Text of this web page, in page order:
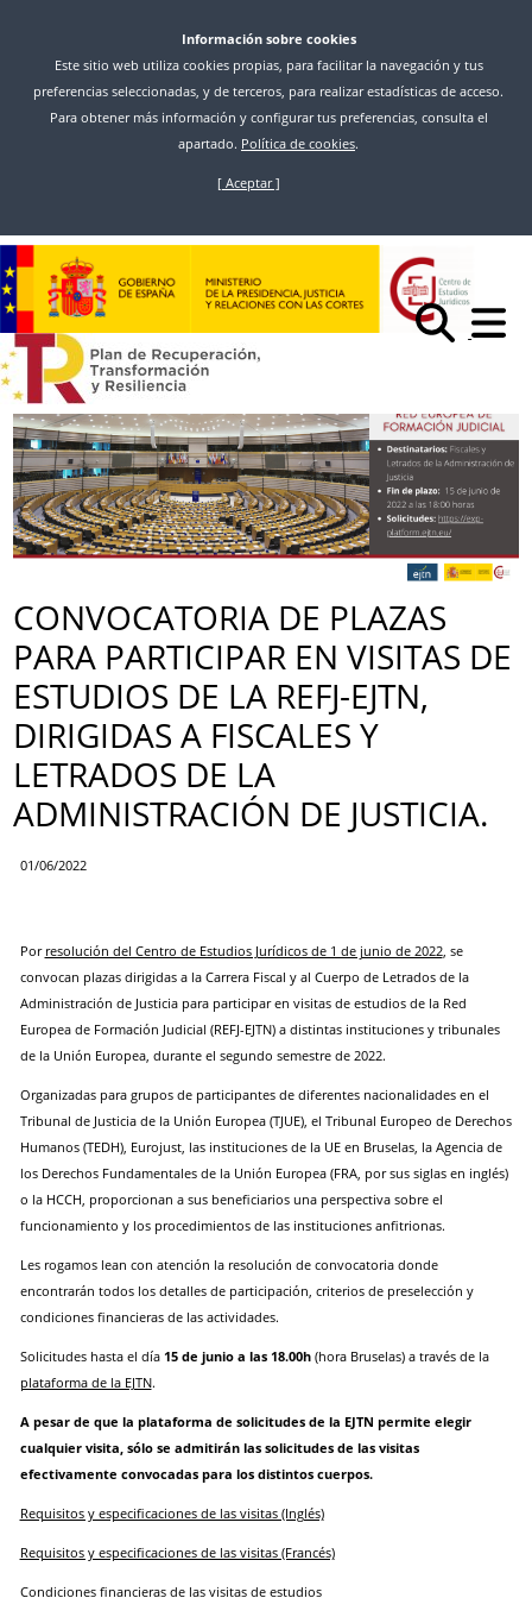
contenido
Información sobre cookies
Este sitio web utiliza cookies propias, para facilitar la navegación y tus
preferencias seleccionadas, y de terceros, para realizar estadísticas de acceso.
Para obtener más información y configurar tus preferencias, consulta el
apartado. Política de cookies.
[ Aceptar ]
CONVOCATORIA DE PLAZAS PARA PARTICIPAR EN VISITAS DE
ESTUDIOS DE LA REFJ-EJTN, DIRIGIDAS A FISCALES Y LETRADOS DE LA
ADMINISTRACIÓN DE JUSTICIA.
CONVOCATORIA DE PLAZAS
PARA PARTICIPAR EN VISITAS DE
ESTUDIOS DE LA REFJ-EJTN,
DIRIGIDAS A FISCALES Y
LETRADOS DE LA
ADMINISTRACIÓN DE JUSTICIA.
01/06/2022
Por resolución del Centro de Estudios Jurídicos de 1 de junio de 2022, se
convocan plazas dirigidas a la Carrera Fiscal y al Cuerpo de Letrados de la
Administración de Justicia para participar en visitas de estudios de la Red
Europea de Formación Judicial (REFJ-EJTN) a distintas instituciones y tribunales
de la Unión Europea, durante el segundo semestre de 2022.
Organizadas para grupos de participantes de diferentes nacionalidades en el
Tribunal de Justicia de la Unión Europea (TJUE), el Tribunal Europeo de Derechos
Humanos (TEDH), Eurojust, las instituciones de la UE en Bruselas, la Agencia de
los Derechos Fundamentales de la Unión Europea (FRA, por sus siglas en inglés)
o la HCCH, proporcionan a sus beneficiarios una perspectiva sobre el
funcionamiento y los procedimientos de las instituciones anfitrionas.
Les rogamos lean con atención la resolución de convocatoria donde
encontrarán todos los detalles de participación, criterios de preselección y
condiciones financieras de las actividades.
Solicitudes hasta el día 15 de junio a las 18.00h (hora Bruselas) a través de la
plataforma de la EJTN.
A pesar de que la plataforma de solicitudes de la EJTN permite elegir
cualquier visita, sólo se admitirán las solicitudes de las visitas
efectivamente convocadas para los distintos cuerpos.
Requisitos y especificaciones de las visitas (Inglés)
Requisitos y especificaciones de las visitas (Francés)
Condiciones financieras de las visitas de estudios